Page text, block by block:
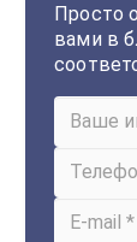
Просто
вами в